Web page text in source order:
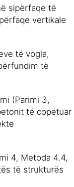
sipërfaqe të
vertikale
të vogla,
të
(Parimi 3,
të copëtuar
4, Metoda 4.4,
të strukturës